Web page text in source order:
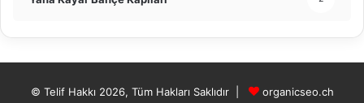
© Telif Hakkı 2026, Tüm Hakları Saklıdır | organicseo.ch